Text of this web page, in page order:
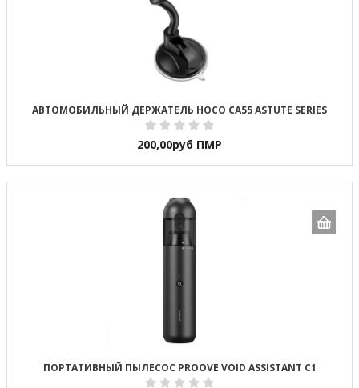
АВТОМОБИЛЬНЫЙ ДЕРЖАТЕЛЬ HOCO CA55 ASTUTE SERIES
200,00руб ПМР
ПОРТАТИВНЫЙ ПЫЛЕСОС PROOVE VOID ASSISTANT C1